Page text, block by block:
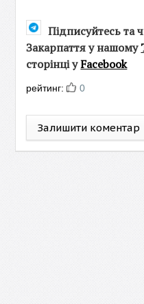
Підписуйтесь та
Закарпаття у нашому
сторінці уFacebook
рейтинг: 0
Залишити коментар